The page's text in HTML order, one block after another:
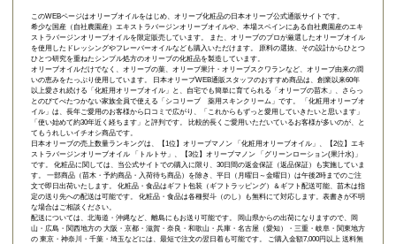
このWEBページはオリーブオイルをはじめ、オリーブ化粧品の日本オリーブ公式通販サイトです。
希少な国産（自社農園産）エキストラバージンオリーブオイルや、本場スペインにある自社農園産のエキ
ストラバージンオリーブオイルを限定販売しています。 また、オリーブのプロが厳選したオリーブオイル
を使用したドレッシングやフレーバーオイルなども購入いただけます。 原料の選抜、その設計からひとつ
ひとつ研究を重ねたシンプル処方のオリーブの化粧品を製造しています。
オリーブオイルだけでなく、オリーブの葉、オリーブ果汁・オリーブスクワランなど、オリーブ由来の潤
いの恵みをたっぷり使用しています。 日本オリーブWEB通販スタッフのおすすめ商品は、創業以来60年
以上愛され続ける「化粧用オリーブオイル 」と、自宅でも簡単に育てられる「オリーブの苗木 」、さらっ
とのびてべたつかない家族全員で使える「 シコリーブ 薬用スキンクリーム 」です。 「化粧用オリーブオ
イル」は、長年ご愛用のお客様から口コミで広がり、「これからもずっと愛用していきたいと思います」
「使い始めて約30年近く経ちます」と評判です。 比較的長くご愛用いただいているお客様が多いのが、と
てもうれしいイチオシ商品です。
日本オリーブの売上数量ランキングは、【1位】オリーブマノン 「化粧用オリーブオイル 」、【2位】
エキ
ストラバージンオリーブオイル 「トルトサ」
、【3位】 オリーブマノン 「グリーンローション(果汁水)」
です。 化粧品に関しては、当公式サイトでの購入に限り、 30日間の返金保証（返品保証）
も実施していま
す。 一部商品（苗木・予約商品・入荷待ち商品）を除き、平日（月曜日～金曜日）は午後2時までのご注
文で即日出荷いたします。 化粧品・食品はギフト包装（ギフトラッピング）＆ギフト配送可能、苗木は指
定の送り先への配送は可能です。 化粧品・食品は各種熨斗（のし）も無料にて対応します。表書きが不明
な場合はご相談ください。
配送については、北海道・沖縄など、離島にもお送り可能です。 岡山県からの出荷になりますので、岡
山・広島・関西地方の 大阪・京都・滋賀・奈良・和歌山・兵庫・名古屋（愛知）・三重・岐阜・関東地方
の 東京・神奈川・千葉・埼玉などには、最短で注文の翌日着も可能です。 ご購入金額7,000円以上 送料無